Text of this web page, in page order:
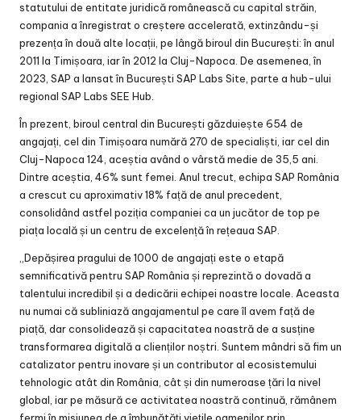
statutului de entitate juridică românească cu capital străin,
compania a înregistrat o creștere accelerată, extinzându-și
prezența în două alte locații, pe lângă biroul din București: în anul
2011 la Timișoara, iar în 2012 la Cluj-Napoca. De asemenea, în
2023, SAP a lansat în București SAP Labs Site, parte a hub-ului
regional SAP Labs SEE Hub.
În prezent, biroul central din București găzduiește 654 de
angajați, cel din Timișoara numără 270 de specialiști, iar cel din
Cluj-Napoca 124, aceștia având o vârstă medie de 35,5 ani.
Dintre aceștia, 46% sunt femei. Anul trecut, echipa SAP România
a crescut cu aproximativ 18% față de anul precedent,
consolidând astfel poziția companiei ca un jucător de top pe
piața locală și un centru de excelență în rețeaua SAP.
„Depășirea pragului de 1000 de angajați este o etapă
semnificativă pentru SAP România și reprezintă o dovadă a
talentului incredibil și a dedicării echipei noastre locale. Aceasta
nu numai că subliniază angajamentul pe care îl avem față de
piață, dar consolidează și capacitatea noastră de a susține
transformarea digitală a clienților noștri. Suntem mândri să fim un
catalizator pentru inovare și un contributor al ecosistemului
tehnologic atât din România, cât și din numeroase țări la nivel
global, iar pe măsură ce activitatea noastră continuă, rămânem